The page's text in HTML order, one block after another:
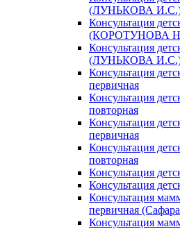
(ЛУНЬКОВА
Консультация
(КОРОТУНОВА
Консультация
(ЛУНЬКОВА
Консультация
первичная
Консультация
повторная
Консультация
первичная
Консультация
повторная
Консультация
Консультация
Консультация
первичная
Консультация